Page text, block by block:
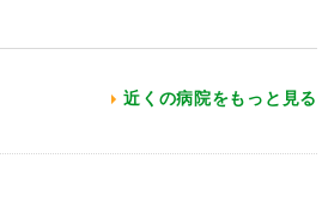
近くの病院をもっと見る